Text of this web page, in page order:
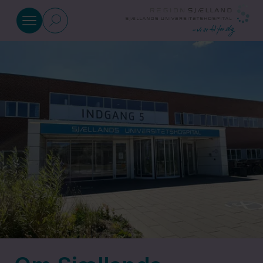
Afdelinger
Patient og
pårørende
Find
vej
Job og